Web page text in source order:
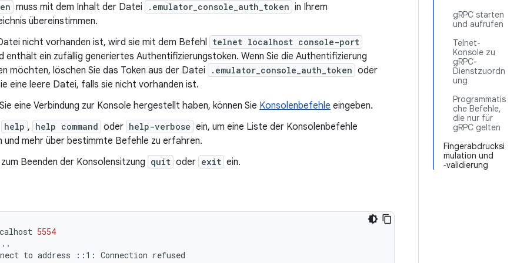
gRPC starten
und aufrufen
Telnet-
Konsole zu
gRPC-
Dienstzuordn
ung
Programmatis
che Befehle,
die nur für
gRPC gelten
Fingerabdrucksi
mulation und
‑validierung
muss mit dem Inhalt der Datei .emulator_console_auth_token in Ihrem
übereinstimmen.
nicht vorhanden ist, wird sie mit dem Befehl telnet localhost console-port
enthält ein zufällig generiertes Authentifizierungstoken. Wenn Sie die Authentifizierung
möchten, löschen Sie das Token aus der Datei
.emulator_console_auth_token oder
eine leere Datei, falls sie nicht vorhanden ist.
eine Verbindung zur Konsole hergestellt haben, können Sie Konsolenbefehle eingeben.
help , help command oder help-verbose ein, um eine Liste der Konsolenbefehle
und mehr über bestimmte Befehle zu erfahren.
Beenden der Konsolensitzung quit oder exit ein.
5554
to address ::1: Connection refused